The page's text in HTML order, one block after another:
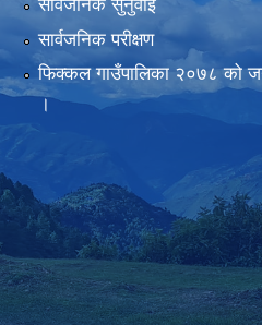
सार्वजनिक सुनुवाई
सार्वजनिक परीक्षण
फिक्कल गाउँपालिका २०७८ को
।